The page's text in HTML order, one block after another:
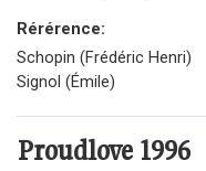
Rérérence:
Schopin (Frédéric Henri)
Signol (Émile)
Proudlove1996